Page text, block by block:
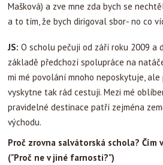
Mašková) a zve mne zda bych se
a to tím, že bych dirigoval sbor- no co
JS: O scholu pečuji od září roku 2009 a
základě předchozí spolupráce na
mi mé povolání mnoho neposkytuje,
vyskytne tak rád cestuji. Mezi mé
pravidelné destinace patří zejména
východu.
Proč zrovna salvátorská schola?
("Proč ne v jiné farnosti?")